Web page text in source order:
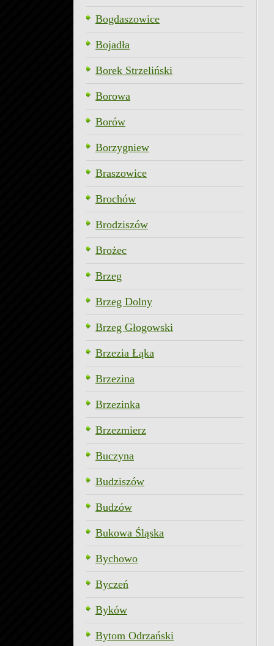
Bogdaszowice
Bojadła
Borek Strzeliński
Borowa
Borów
Borzygniew
Braszowice
Brochów
Brodziszów
Brożec
Brzeg
Brzeg Dolny
Brzeg Głogowski
Brzezia Łąka
Brzezina
Brzezinka
Brzezmierz
Buczyna
Budziszów
Budzów
Bukowa Śląska
Bychowo
Byczeń
Byków
Bytom Odrzański